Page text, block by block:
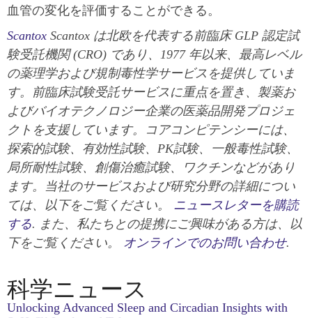
血管の変化を評価することができる。
Scantox Scantox は北欧を代表する前臨床 GLP 認定試
験受託機関 (CRO) であり、1977 年以来、最高レベル
の薬理学および規制毒性学サービスを提供していま
す。前臨床試験受託サービスに重点を置き、製薬お
よびバイオテクノロジー企業の医薬品開発プロジェ
クトを支援しています。コアコンピテンシーには、
探索的試験、有効性試験、PK試験、一般毒性試験、
局所耐性試験、創傷治癒試験、ワクチンなどがあり
ます。当社のサービスおよび研究分野の詳細につい
ては、以下をご覧ください。 ニュースレターを購読
する. また、私たちとの提携にご興味がある方は、以
下をご覧ください。 オンラインでのお問い合わせ.
科学ニュース
Unlocking Advanced Sleep and Circadian Insights with